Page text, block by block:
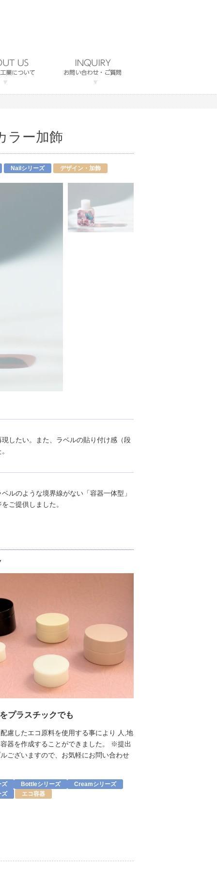
ラー加飾
Nailシリーズ デザイン・加飾
したい。また、ラベルの貼り付け感（段
ルのような境界線がない「容器一体型」
ご提供しました。
プラスチックでも
慮したエコ原料を使用する事により 人,地
器を作成することができました。 ※提出
ございますので、お気軽にお問い合わせ
ズ Bottleシリーズ
Creamシリーズ
ズ
エコ容器